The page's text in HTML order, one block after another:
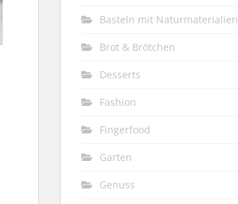
Basteln mit Naturmaterialien
Brot & Brötchen
Desserts
Fashion
Fingerfood
Garten
Genuss